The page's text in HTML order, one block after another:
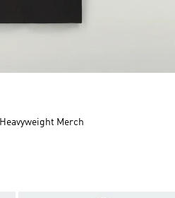
Merch